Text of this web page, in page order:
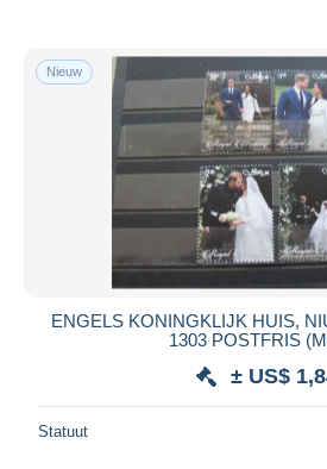
Nieuw
ENGELS KONINGKLIJK HUIS,
1303 POSTFRIS
± US$
Statuut